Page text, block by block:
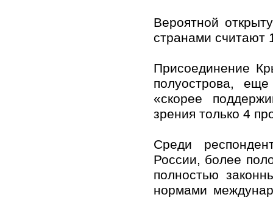
Вероятной
странами считают
Присоединение
полуострова,
«скорее
зрения только 4
Среди
России, более
полностью
нормами